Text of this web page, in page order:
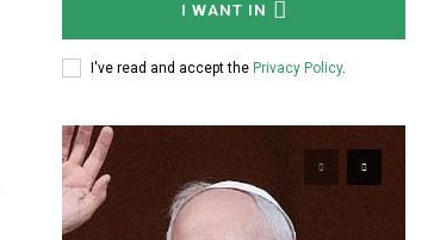
I WANT IN
I've read and accept the Privacy Policy.